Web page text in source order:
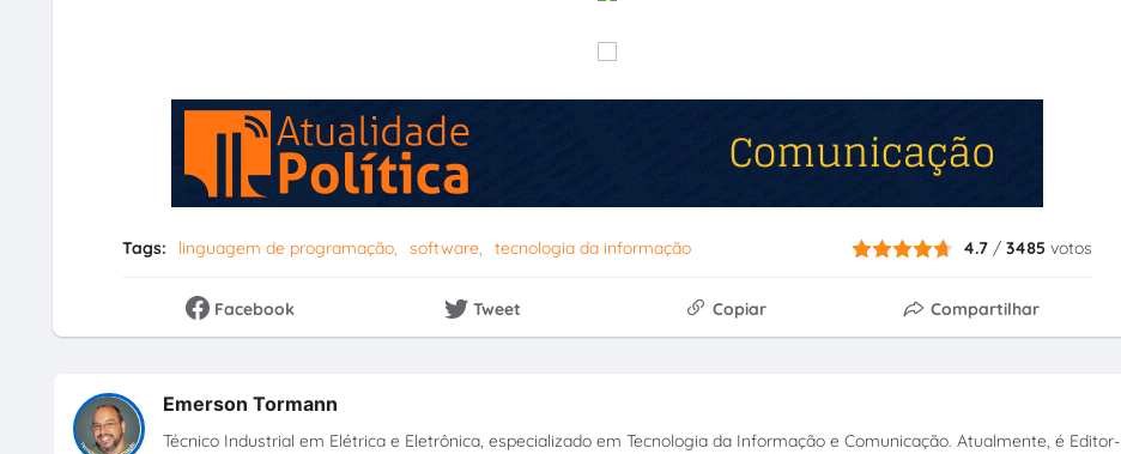
Tags: linguagem de programação software tecnologia da informação 4.7 /3485 votos
Facebook Tweet Copiar Compartilhar
Emerson Tormann
Técnico Industrial em Elétrica e Eletrônica, especializado em Tecnologia da Informação e Comunicação. Atualmente, é Editor-